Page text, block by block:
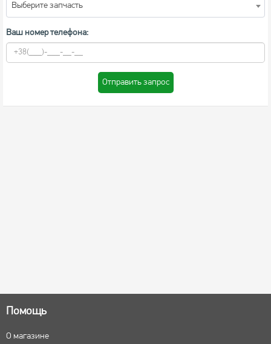
Выберите запчасть
Ваш номер телефона:
Отправить запрос
Помощь
О магазине